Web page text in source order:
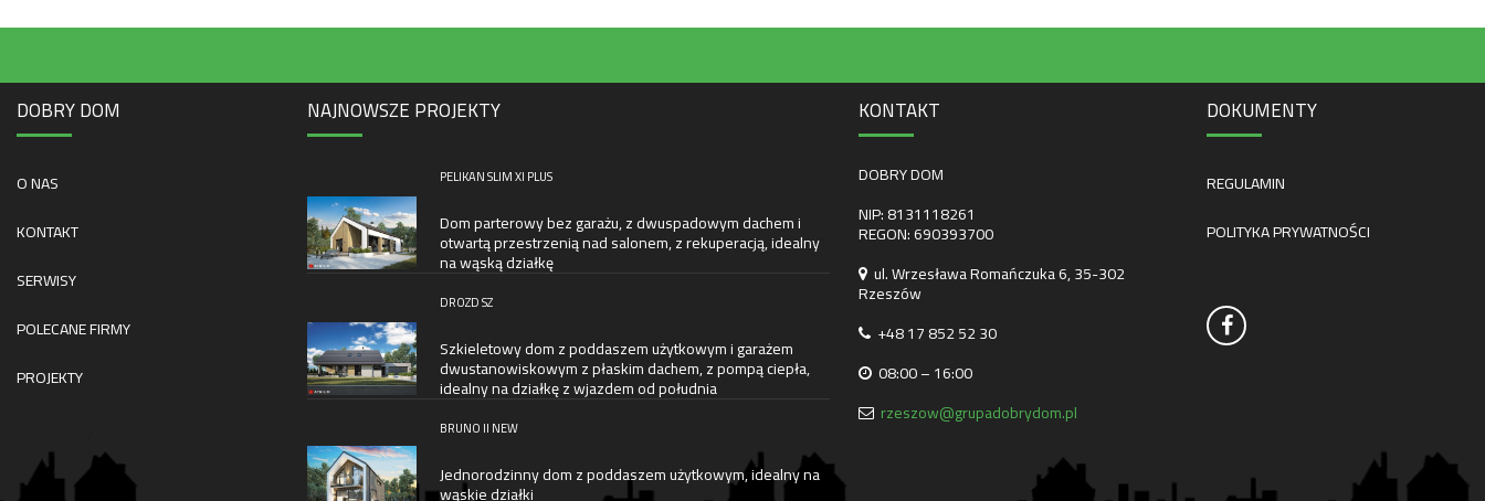
DOBRY DOM
O NAS
KONTAKT
SERWISY
POLECANE FIRMY
PROJEKTY
NAJNOWSZE PROJEKTY
PELIKAN SLIM XI PLUS
Dom parterowy bez garażu, z dwuspadowym dachem i
otwartą przestrzenią nad salonem, z rekuperacją, idealny
na wąską działkę
DROZD SZ
Szkieletowy dom z poddaszem użytkowym i garażem
dwustanowiskowym z płaskim dachem, z pompą ciepła,
idealny na działkę z wjazdem od południa
BRUNO II NEW
Jednorodzinny dom z poddaszem użytkowym, idealny na
wąskie działki
KONTAKT
DOBRY DOM
NIP: 8131118261
REGON: 690393700
ul. Wrzesława Romańczuka 6, 35-302
Rzeszów
+48 17 852 52 30
08:00 – 16:00
rzeszow@grupadobrydom.pl
DOKUMENTY
REGULAMIN
POLITYKA PRYWATNOŚCI